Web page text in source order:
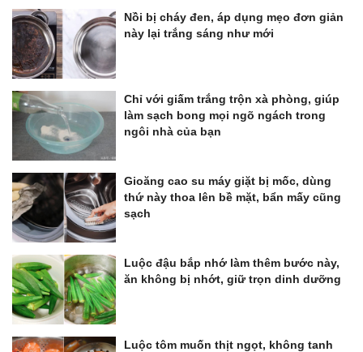
Nồi bị cháy đen, áp dụng mẹo đơn giản
này lại trắng sáng như mới
Chỉ với giấm trắng trộn xà phòng, giúp
làm sạch bong mọi ngõ ngách trong
ngôi nhà của bạn
Gioăng cao su máy giặt bị mốc, dùng
thứ này thoa lên bề mặt, bẩn mấy cũng
sạch
Luộc đậu bắp nhớ làm thêm bước này,
ăn không bị nhớt, giữ trọn dinh dưỡng
Luộc tôm muốn thịt ngọt, không tanh